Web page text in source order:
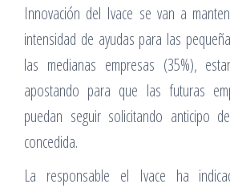
Innovación del Ivace se van a
intensidad de ayudas para las
las medianas empresas (35%),
apostando para que las futuras
puedan seguir solicitando anticipo
concedida.
La responsable el Ivace ha